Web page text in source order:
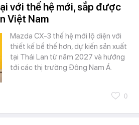
với thế hệ mới, sắp được
Việt Nam
Mazda CX-3 thế hệ mới lộ diện với
thiết kế bề thế hơn, dự kiến sản xuất
tại Thái Lan từ năm 2027 và hướng
tới các thị trường Đông Nam Á.
0